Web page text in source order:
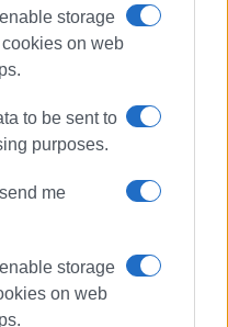
storage
on web
to be sent to
purposes.
me
storage
on web
αφιερωμένη στη μνήμη
του Στέφανου Ανδρέα
και της Theresa
2026
Καλλιτέχνες, η
εκθέτουν στην Αθήνα
10:56
Μια πενταετία
ωρίμανσης στην
ΙΑΝΟΣ (ΦΩΤΟ)